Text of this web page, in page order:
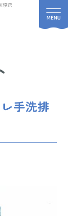
館
手洗排